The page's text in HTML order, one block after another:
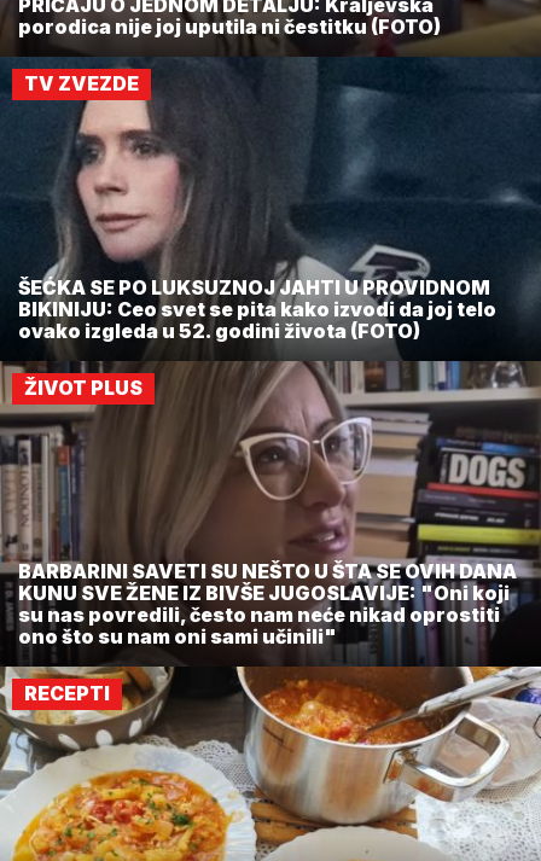
PRIČAJU O JEDNOM DETALJU: Kraljevska
porodica nije joj uputila ni čestitku (FOTO)
TV ZVEZDE
ŠEĆKA SE PO LUKSUZNOJ JAHTI U PROVIDNOM
BIKINIJU: Ceo svet se pita kako izvodi da joj telo
ovako izgleda u 52. godini života (FOTO)
ŽIVOT PLUS
BARBARINI SAVETI SU NEŠTO U ŠTA SE OVIH DANA
KUNU SVE ŽENE IZ BIVŠE JUGOSLAVIJE: "Oni koji
su nas povredili, često nam neće nikad oprostiti
ono što su nam oni sami učinili"
RECEPTI